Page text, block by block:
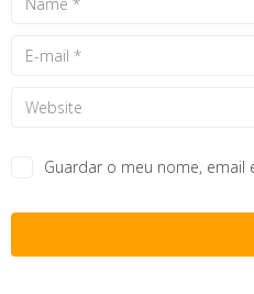
Guardar o meu nome, email